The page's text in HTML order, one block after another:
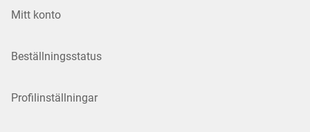
Mitt konto
Beställningsstatus
Profilinställningar